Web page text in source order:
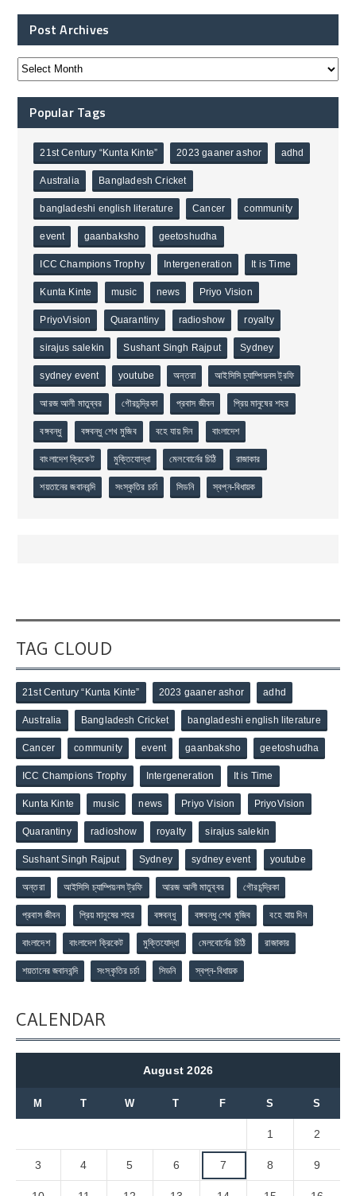
Post Archives
Popular Tags
21st Century “Kunta Kinte” 2023 gaaner ashor adhd
Australia Bangladesh Cricket
bangladeshi english literature Cancer community
event gaanbaksho geetoshudha
ICC Champions Trophy Intergeneration It is Time
Kunta Kinte music news Priyo Vision
PriyoVision Quarantiny radioshow royalty
sirajus salekin Sushant Singh Rajput Sydney
sydney event youtube অন্তরা আইসিসি চ্যাম্পিয়নস ট্রফি
আরজ আলী মাতুব্বর গৌরচন্দ্রিকা প্রবাস জীবন প্রিয় মানুষের শহর
বঙ্গবন্ধু বঙ্গবন্ধু শেখ মুজিব বহে যায় দিন বাংলাদেশ
বাংলাদেশ ক্রিকেট মুক্তিযোদ্ধা মেলবোর্নের চিঠি রাজাকার
শয়তানের জবানবন্দি সংস্কৃতির চর্চা সিডনি স্বপ্ন-বিধায়ক
TAG CLOUD
21st Century “Kunta Kinte” 2023 gaaner ashor adhd
Australia Bangladesh Cricket bangladeshi english literature
Cancer community event gaanbaksho geetoshudha
ICC Champions Trophy Intergeneration It is Time
Kunta Kinte music news Priyo Vision PriyoVision
Quarantiny radioshow royalty sirajus salekin
Sushant Singh Rajput Sydney sydney event youtube
অন্তরা আইসিসি চ্যাম্পিয়নস ট্রফি আরজ আলী মাতুব্বর গৌরচন্দ্রিকা
প্রবাস জীবন প্রিয় মানুষের শহর বঙ্গবন্ধু বঙ্গবন্ধু শেখ মুজিব বহে যায় দিন
বাংলাদেশ বাংলাদেশ ক্রিকেট মুক্তিযোদ্ধা মেলবোর্নের চিঠি রাজাকার
শয়তানের জবানবন্দি সংস্কৃতির চর্চা সিডনি স্বপ্ন-বিধায়ক
CALENDAR
August 2026
M T W T F S S
1 2
3 4 5 6 7 8 9